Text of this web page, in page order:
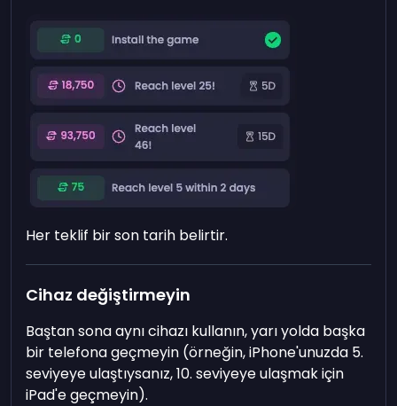
Her teklif bir son tarih belirtir.
Cihaz değiştirmeyin
Baştan sona aynı cihazı kullanın, yarı yolda başka
bir telefona geçmeyin (örneğin, iPhone'unuzda 5.
seviyeye ulaştıysanız, 10. seviyeye ulaşmak için
iPad'e geçmeyin).